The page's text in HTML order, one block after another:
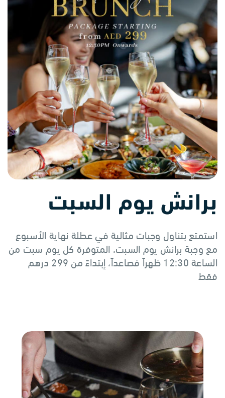
برانش يوم السبت
استمتع بتناول وجبات مثالية في عطلة نهاية الأسبوع
مع وجبة برانش يوم السبت، المتوفرة كل يوم سبت من
الساعة 12:30 ظهراً فصاعداً، إبتداءً من 299 درهم
فقط